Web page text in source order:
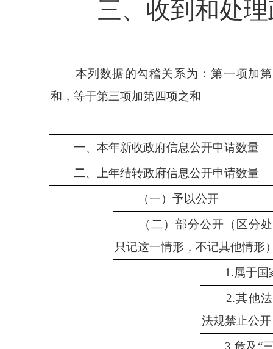
三、收到和处理
本列数据的勾稽关系为：第一项加
和，等于第三项加第四项之和
一、本年新收政府信息公开申请数量
二、上年结转政府信息公开申请数量
（一）予以公开
（二）部分公开（区分
只记这一情形，不记其他情形
1.属于国
2.其他
法规禁止公开
3.危及“